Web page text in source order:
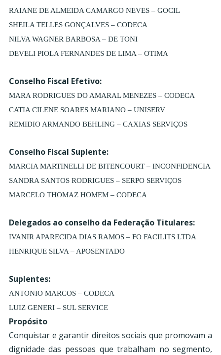
RAIANE DE ALMEIDA CAMARGO NEVES – GOCIL
SHEILA TELLES GONÇALVES – CODECA
NILVA WAGNER BARBOSA – DE TONI
DEVELI PIOLA FERNANDES DE LIMA – OTIMA
Conselho Fiscal Efetivo:
MARA RODRIGUES DO AMARAL MENEZES – CODECA
CATIA CILENE SOARES MARIANO – UNISERV
REMIDIO ARMANDO BEHLING – CAXIAS SERVIÇOS
Conselho Fiscal Suplente:
MARCIA MARTINELLI DE BITENCOURT – INCONFIDENCIA
SANDRA SANTOS RODRIGUES – SERPO SERVIÇOS
MARCELO THOMAZ HOMEM – CODECA
Delegados ao conselho da Federação Titulares:
IVANIR APARECIDA DIAS RAMOS – FO FACILITS LTDA
HENRIQUE SILVA – APOSENTADO
Suplentes:
ANTONIO MARCOS – CODECA
LUIZ GENERI – SUL SERVICE
Propósito
Conquistar e garantir direitos sociais que promovam a
dignidade das pessoas que trabalham no segmento,